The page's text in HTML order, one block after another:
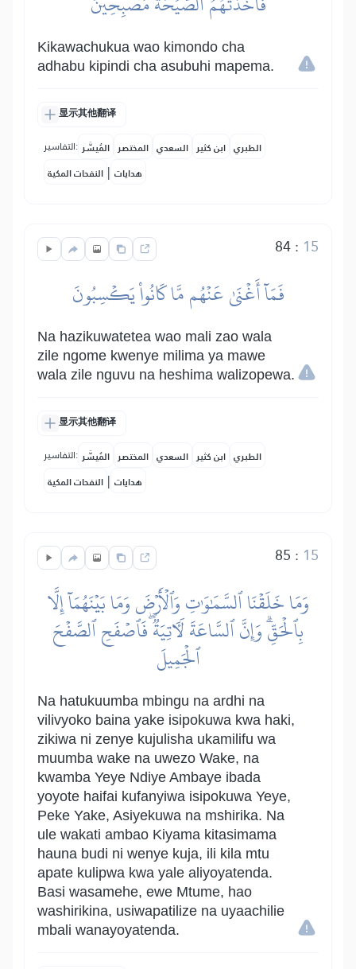
Kikawachukua wao kimondo cha
adhabu kipindi cha asubuhi mapema.
显示其他翻译
التفاسير: المُيسَّر المختصر السعدي ابن كثير الطبري
النفحات المكية | هدايات
84: 15
فَمَآ أَغۡنَىٰ عَنۡهُم مَّا كَانُواْ يَكۡسِبُونَ
Na hazikuwatetea wao mali zao wala
zile ngome kwenye milima ya mawe
wala zile nguvu na heshima walizopewa.
显示其他翻译
التفاسير: المُيسَّر المختصر السعدي ابن كثير الطبري
النفحات المكية | هدايات
85 : 15
وَمَا خَلَقۡنَا ٱلسَّمَٰوَٰتِ وَٱلۡأَرۡضَ وَمَا بَيۡنَهُمَآ إِلَّا
بِٱلۡحَقِّۗ وَإِنَّ ٱلسَّاعَةَ لَأٓتِيَةٞۖ فَٱصۡفَحِ ٱلصَّفۡحَ
ٱلۡجَمِيلَ
Na hatukuumba mbingu na ardhi na
vilivyoko baina yake isipokuwa kwa haki,
zikiwa ni zenye kujulisha ukamilifu wa
muumba wake na uwezo Wake, na
kwamba Yeye Ndiye Ambaye ibada
yoyote haifai kufanyiwa isipokuwa Yeye,
Peke Yake, Asiyekuwa na mshirika. Na
ule wakati ambao Kiyama kitasimama
hauna budi ni wenye kuja, ili kila mtu
apate kulipwa kwa yale aliyoyatenda.
Basi wasamehe, ewe Mtume, hao
washirikina, usiwapatilize na uyaachilie
mbali wanayoyatenda.